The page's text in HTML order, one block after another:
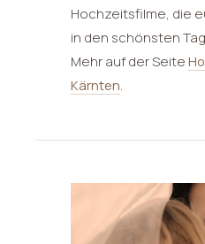
Hochzeitsfilme, die
in den schönsten
Mehr auf der Seite
Kärnten.